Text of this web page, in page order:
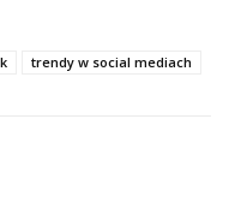
trendy w social mediach